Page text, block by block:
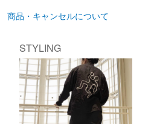
商品・キャンセルについて
STYLING